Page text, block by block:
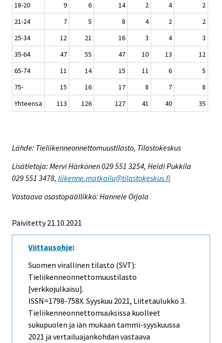
18-20
9 6 14 2 4
2
21-24
7 5 8 4 2
2
25-34
12 21 16 3 4
3
35-64
47 55 47 10 13
12
65-74
11 14 15 11 6
5
75-
15 16 17 8 7
8
Yhteensä
113 126 127 41 40 35
Lähde: Tieliikenneonnettomuustilasto, Tilastokeskus
Lisätietoja: Mervi Härkönen 029 551 3254, Heidi Pukkila
029 551 3478, liikenne.matkailu@tilastokeskus.fi
Vastaava osastopäällikkö: Hannele Orjala
Päivitetty 21.10.2021
Viittausohje:
Suomen virallinen tilasto (SVT):
Tieliikenneonnettomuustilasto
[verkkojulkaisu].
ISSN=1798-758X. Syyskuu 2021, Liitetaulukko 3.
Tieliikenneonnettomuuksissa kuolleet
sukupuolen ja iän mukaan tammi-syyskuussa
2021 ja vertailuajankohdan vastaava